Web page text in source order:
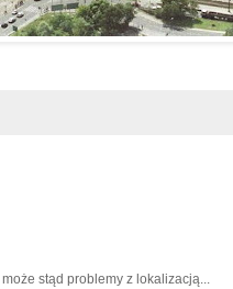
stąd problemy z lokalizacją...